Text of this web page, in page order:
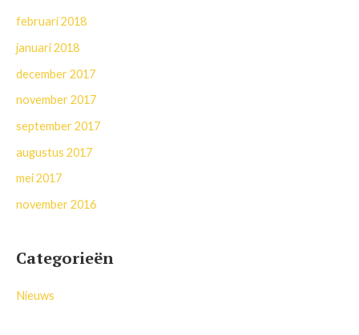
februari 2018
januari 2018
december 2017
november 2017
september 2017
augustus 2017
mei 2017
november 2016
Categorieën
Nieuws